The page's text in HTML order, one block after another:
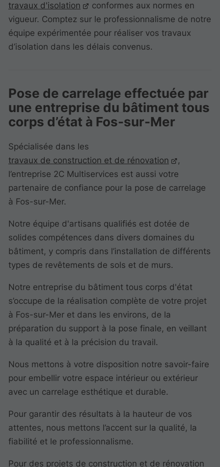
travaux d'isolation
conformes aux normes en
vigueur. Comptez sur le professionnalisme de notre
équipe expérimentée pour réaliser vos travaux
d’isolation dans les délais convenus.
Pose de carrelage effectuée par
une entreprise du bâtiment tous
corps d’état à Fos-sur-Mer
Spécialisée dans les
travaux de construction et de rénovation
,
l’entreprise 2C Multiservices est aussi votre
partenaire de confiance pour la pose de carrelage
à Fos-sur-Mer.
Notre équipe d'artisans qualifiés est dotée de
solides compétences dans divers domaines du
bâtiment, y compris dans l’installation de différents
types de revêtements de sols et de murs.
Notre entreprise du bâtiment tous corps d'état
s’occupe de la réalisation complète de votre projet
à Fos-sur-Mer et dans les environs, de la
préparation du support à la pose finale, en veillant
à la qualité et à la précision du travail.
Nous mettons à votre disposition notre savoir-faire
pour embellir votre espace intérieur ou extérieur
avec un carrelage esthétique et durable.
Pour garantir des résultats à la hauteur de vos
attentes, nous mettons l’accent sur la qualité, la
fiabilité et le professionnalisme.
Pour des projets de construction et de rénovation